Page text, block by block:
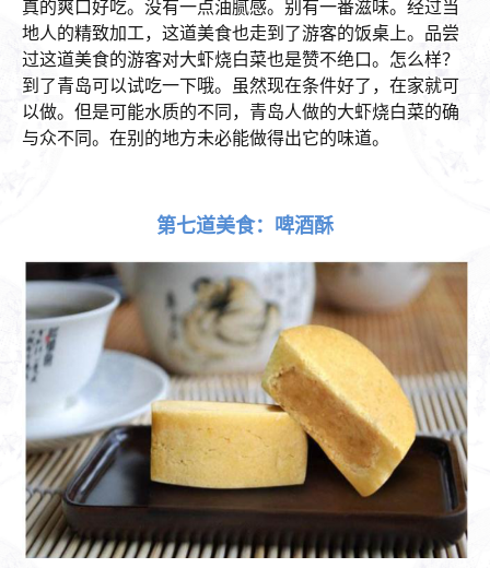
真的爽口好吃。没有一点油腻感。别有一番滋味。经过当
地人的精致加工，这道美食也走到了游客的饭桌上。品尝
过这道美食的游客对大虾烧白菜也是赞不绝口。怎么样？
到了青岛可以试吃一下哦。虽然现在条件好了，在家就可
以做。但是可能水质的不同，青岛人做的大虾烧白菜的确
与众不同。在别的地方未必能做得出它的味道。
第七道美食：啤酒酥